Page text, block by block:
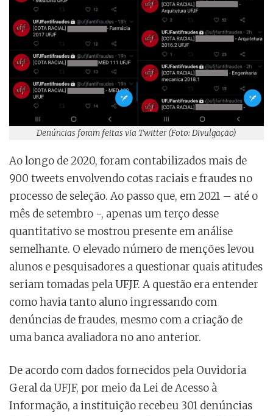
Denúncias foram feitas via Twitter (Foto: Divulgação)
Ao longo de 2020, foram contabilizados mais de
900 tweets envolvendo cotas raciais e fraudes no
processo de seleção. Ao passo que, em 2021 – até o
mês de setembro -, apenas um terço desse
quantitativo se mostrou presente em análise
semelhante. O elevado número de menções levou
alunos e pesquisadores a questionar quais atitudes
seriam tomadas pela UFJF. A questão era entender
como havia tanto aluno ingressando com
denúncias de fraudes, mesmo com a criação de
uma banca avaliadora no ano anterior.
De acordo com dados fornecidos pela Ouvidoria
Geral da UFJF, por meio da Lei de Acesso à
Informação, a instituição recebeu 301 denúncias